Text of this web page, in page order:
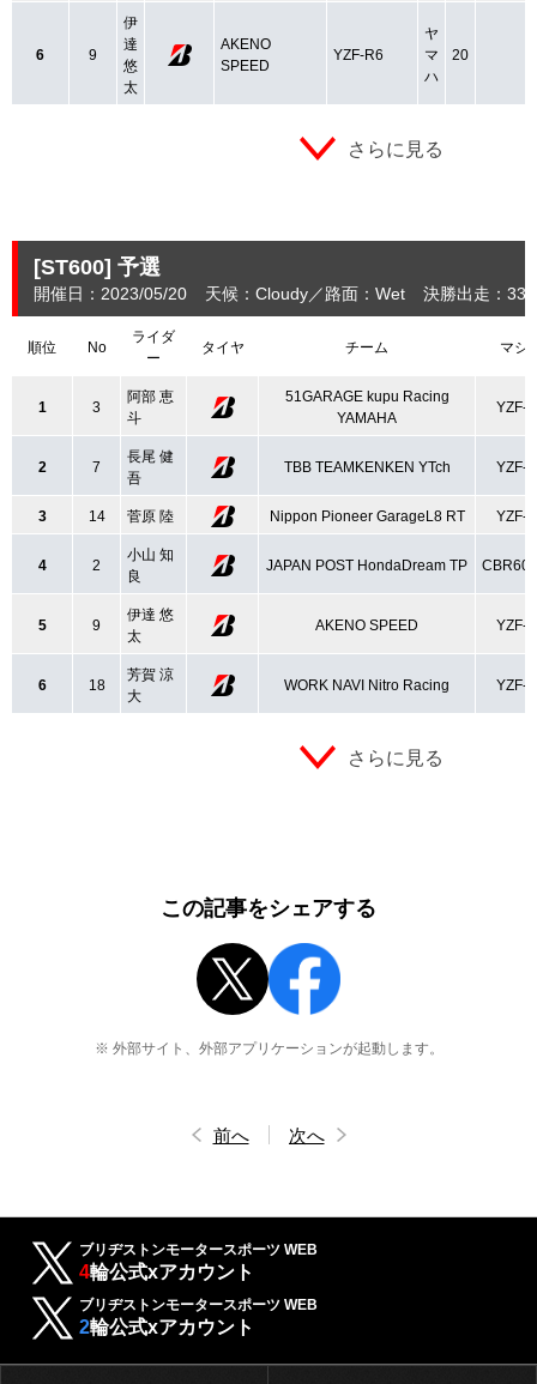
6 9
伊
達
悠
太
AKENO
SPEED
YZF-R6
ヤ
マ
ハ
20
さらに見る
[ST600] 予選
開催日：2023/05/20 天候：Cloudy 路面：Wet 決勝出走：33
順位 No
ライダ
ー
タイヤ チーム マシ
1 3
阿部 恵
斗
51GARAGE kupu Racing
YAMAHA
YZF-
2 7
長尾 健
吾
TBB TEAMKENKEN YTch YZF-
3 14 菅原 陸 Nippon Pioneer GarageL8 RT YZF-
4 2
小山 知
良
JAPAN POST HondaDream TP
5 9
伊達 悠
太
AKENO SPEED YZF-
6 18
芳賀 涼
大
WORK NAVI Nitro Racing YZF-
さらに見る
この記事をシェアする
※ 外部サイト、外部アプリケーションが起動します。
前へ 次へ
ブリヂストンモータースポーツ WEB
4輪公式xアカウント
ブリヂストンモータースポーツ WEB
2輪公式xアカウント